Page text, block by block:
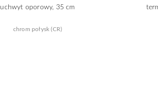
uchwyt oporowy, 35 cm
chrom połysk (CR)